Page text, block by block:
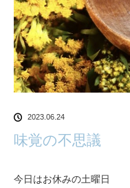
2023.06.24
味覚の不思議
今日はお休みの土曜日